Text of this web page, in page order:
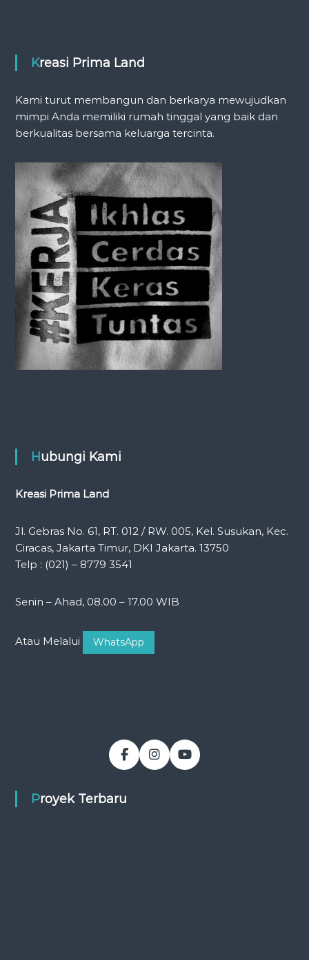
Kreasi Prima Land
Kami turut membangun dan berkarya mewujudkan
mimpi Anda memiliki rumah tinggal yang baik dan
berkualitas bersama keluarga tercinta.
Hubungi Kami
Kreasi Prima Land
Jl. Gebras No. 61, RT. 012 / RW. 005, Kel. Susukan, Kec.
Ciracas, Jakarta Timur, DKI Jakarta. 13750
Telp : (021) – 8779 3541
Senin – Ahad, 08.00 – 17.00 WIB
Atau Melalui WhatsApp
Proyek Terbaru